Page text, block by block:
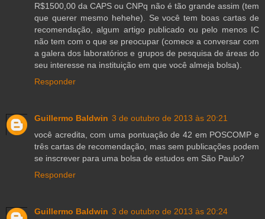
R$1500,00 da CAPS ou CNPq não é tão grande assim (tem
que querer mesmo hehehe). Se você tem boas cartas de
recomendação, algum artigo publicado ou pelo menos IC
não tem com o que se preocupar (comece a conversar com
a galera dos laboratórios e grupos de pesquisa de áreas do
seu interesse na instituição em que você almeja bolsa).
Responder
Guillermo Baldwin 3 de outubro de 2013 às 20:21
você acredita, com uma pontuação de 42 em POSCOMP e
três cartas de recomendação, mas sem publicações podem
se inscrever para uma bolsa de estudos em São Paulo?
Responder
Guillermo Baldwin 3 de outubro de 2013 às 20:24